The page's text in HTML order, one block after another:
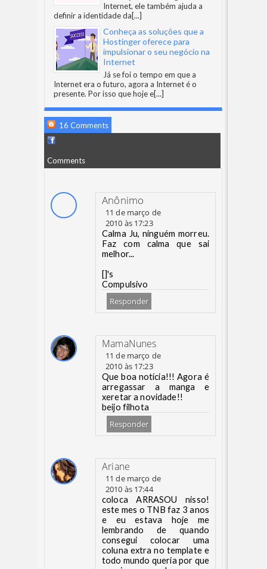
Internet, ele também ajuda a
definir a identidade da[...]
Conheça as soluções que a
Hostinger oferece para
impulsionar o seu negócio na
Internet
Já se foi o tempo em que a
Internet era o futuro, agora a Internet é o
presente. Por isso que hoje e[...]
16 Comments
Comments
Anônimo
11 de março de
2010 às 17:23
Calma Ju, ninguém morreu.
Faz com calma que sai
melhor...
[]'s
Compulsivo
Responder
MamaNunes
11 de março de
2010 às 17:23
Que boa notícia!!! Agora é
arregassar a manga e
xeretar a novidade!!
beijo filhota
Responder
Ariane
11 de março de
2010 às 17:44
coloca ARRASOU nisso!
este mes o TNB faz 3 anos
e eu estava hoje me
lembrando de quando
consegui colocar uma
coluna extra no template e
todo mundo queria por que